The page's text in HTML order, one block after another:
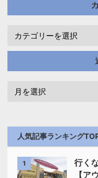
人気記事ランキング
1
行く
【ア